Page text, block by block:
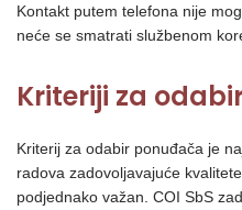
Kontakt putem telefona nije
neće se smatrati službenom
Kriteriji za
Kriterij za odabir ponuđača je
radova zadovoljavajuće
podjednako važan. COI SbS